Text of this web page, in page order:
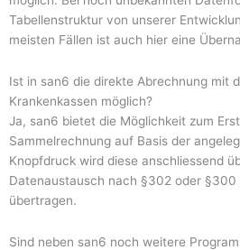
Tabellenstruktur von unserer
meisten Fällen ist auch hier eine
Ist in san6 die direkte Abrechnung mit
Krankenkassen möglich?
Ja, san6 bietet die Möglichkeit zum
Sammelrechnung auf Basis der
Knopfdruck wird diese anschliessend
Datenaustausch nach §302 oder §300
übertragen.
Sind neben san6 noch weitere